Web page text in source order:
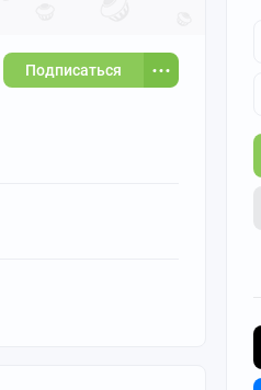
Подписаться